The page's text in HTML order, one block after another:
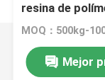
resina de
buena fluidez
MOQ：500kg-
Mejor